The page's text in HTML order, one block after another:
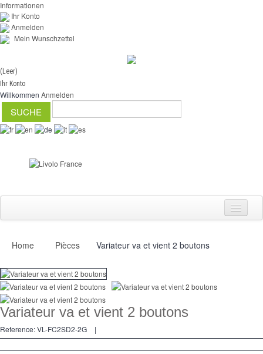
Informationen
Ihr Konto
Anmelden
Mein Wunschzettel
(Leer)
Ihr Konto
Willkommen Anmelden
Schalter
Dimmer
Kreuzschalters
Home Pièces Variateur va et vient 2 boutons
Variateur va et vient 2 boutons
Reference:VL-FC2SD2-2G |